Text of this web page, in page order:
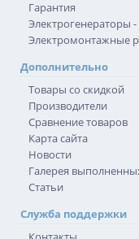
Гарантия
Электрогенераторы
Электромонтажные
Дополнительно
Товары со скидкой
Производители
Сравнение товаров
Карта сайта
Новости
Галерея
Статьи
Служба поддержки